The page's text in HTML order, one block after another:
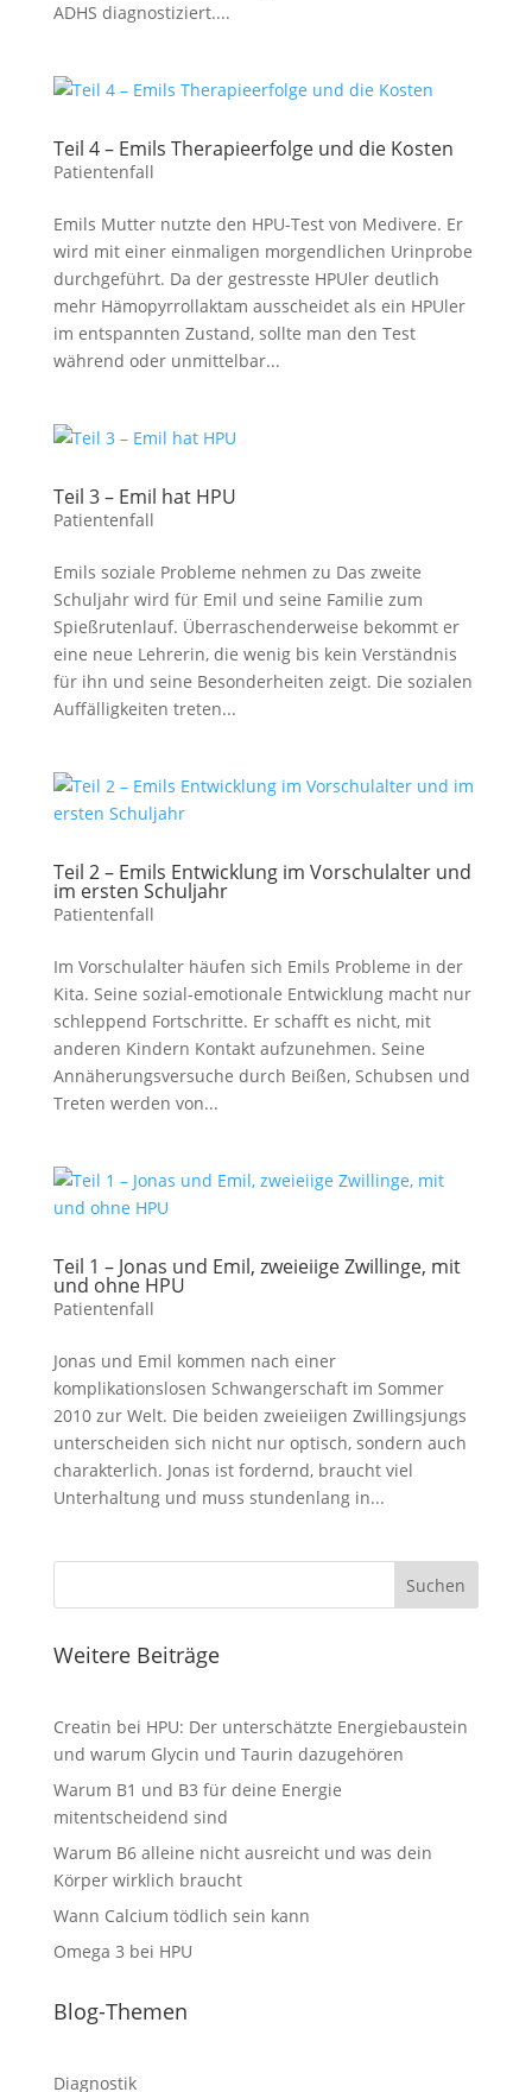
ADHS diagnostiziert....
Teil 4 – Emils Therapieerfolge und die Kosten
Patientenfall
Emils Mutter nutzte den HPU-Test von Medivere. Er
wird mit einer einmaligen morgendlichen Urinprobe
durchgeführt. Da der gestresste HPUler deutlich
mehr Hämopyrrollaktam ausscheidet als ein HPUler
im entspannten Zustand, sollte man den Test
während oder unmittelbar...
Teil 3 – Emil hat HPU
Patientenfall
Emils soziale Probleme nehmen zu Das zweite
Schuljahr wird für Emil und seine Familie zum
Spießrutenlauf. Überraschenderweise bekommt er
eine neue Lehrerin, die wenig bis kein Verständnis
für ihn und seine Besonderheiten zeigt. Die sozialen
Auffälligkeiten treten...
Teil 2 – Emils Entwicklung im Vorschulalter und
im ersten Schuljahr
Patientenfall
Im Vorschulalter häufen sich Emils Probleme in der
Kita. Seine sozial-emotionale Entwicklung macht nur
schleppend Fortschritte. Er schafft es nicht, mit
anderen Kindern Kontakt aufzunehmen. Seine
Annäherungsversuche durch Beißen, Schubsen und
Treten werden von...
Teil 1 – Jonas und Emil, zweieiige Zwillinge, mit
und ohne HPU
Patientenfall
Jonas und Emil kommen nach einer
komplikationslosen Schwangerschaft im Sommer
2010 zur Welt. Die beiden zweieiigen Zwillingsjungs
unterscheiden sich nicht nur optisch, sondern auch
charakterlich. Jonas ist fordernd, braucht viel
Unterhaltung und muss stundenlang in...
Suchen
Weitere Beiträge
Creatin bei HPU: Der unterschätzte Energiebaustein
und warum Glycin und Taurin dazugehören
Warum B1 und B3 für deine Energie
mitentscheidend sind
Warum B6 alleine nicht ausreicht und was dein
Körper wirklich braucht
Wann Calcium tödlich sein kann
Omega 3 bei HPU
Blog-Themen
Diagnostik